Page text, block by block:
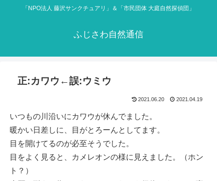
「NPO法人 藤沢サンクチュアリ」＆「市民団体 大庭自然探偵団」
ふじさわ自然通信
正:カワウ←誤:ウミウ
2021.06.20 2021.04.19
いつもの川沿いにカワウが休んでました。
暖かい日差しに、目がとろーんとしてます。
目を開けてるのが必至そうでした。
目をよく見ると、カメレオンの様に見えました。（ホン
ト？）